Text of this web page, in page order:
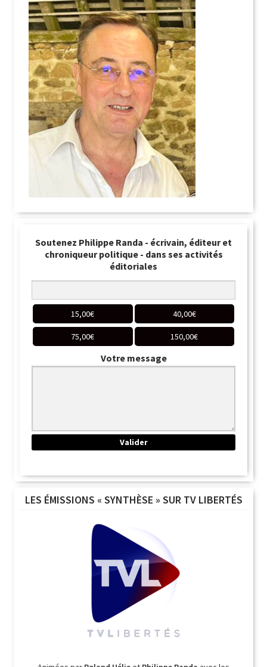
Soutenez Philippe Randa - écrivain, éditeur et
chroniqueur politique - dans ses activités
éditoriales
15,00€ 40,00€
75,00€ 150,00€
Votre message
LES ÉMISSIONS « SYNTHÈSE » SUR TV LIBERTÉS